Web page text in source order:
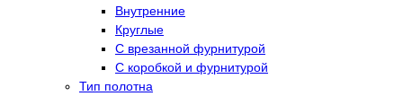
Внутренние
Круглые
С врезанной фурнитурой
С коробкой и фурнитурой
Тип полотна